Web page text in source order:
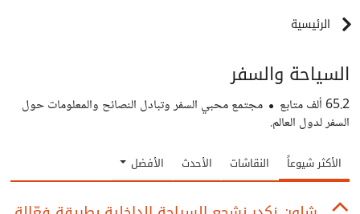
الرئيسية
السياحة والسفر
65.2 ألف متابع
مجتمع محبي السفر وتبادل النصائح والمعلومات حول
السفر لدول العالم.
الأكثر شيوعاً النقاشات الأحدث الأفضل